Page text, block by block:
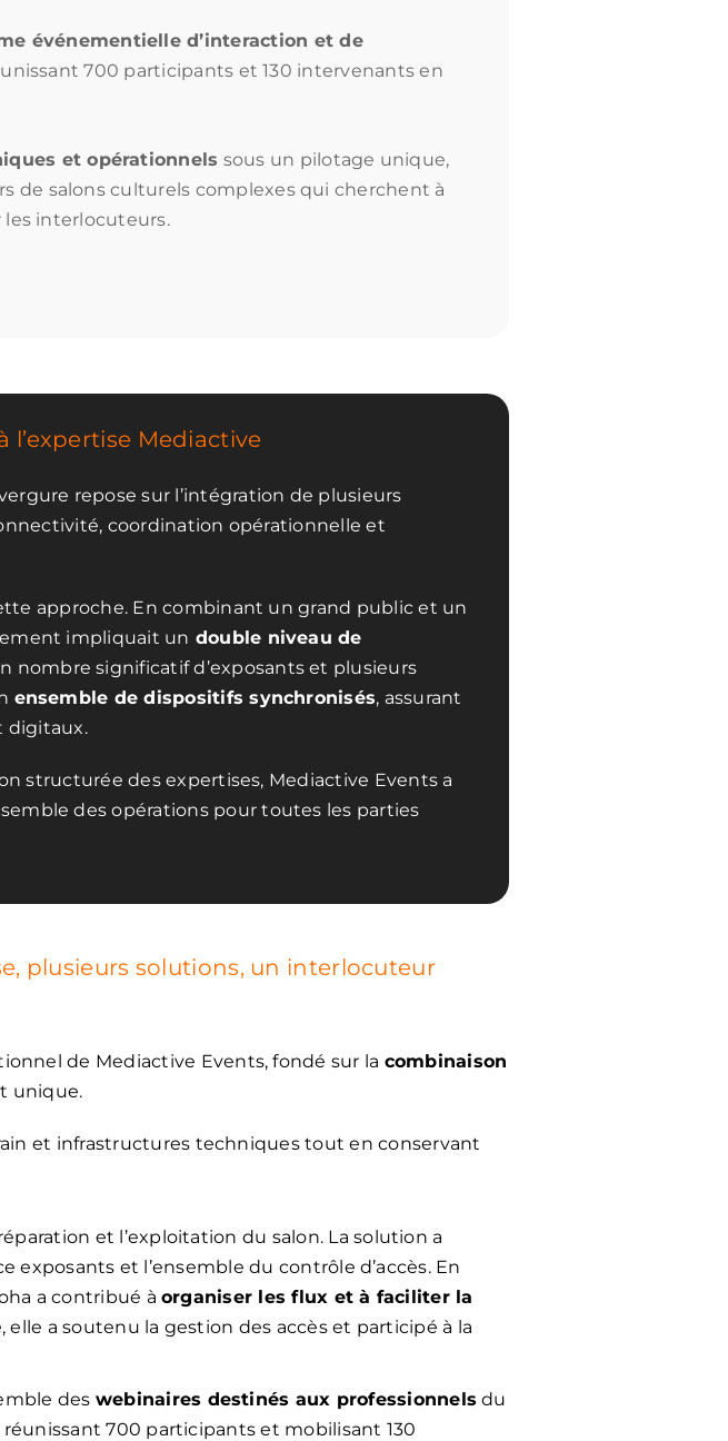
événementielle d’interaction et de
700 participants et 130 intervenants en
et opérationnels sous un pilotage unique,
de salons culturels complexes qui cherchent à
interlocuteurs.
Mediactive
repose sur l’intégration de plusieurs
coordination opérationnelle et
approche. En combinant un grand public et un
impliquait un double niveau de
nombre significatif d’exposants et plusieurs
ensemble de dispositifs synchronisés, assurant
digitaux.
structurée des expertises, Mediactive Events a
des opérations pour toutes les parties
plusieurs solutions, un interlocuteur
de Mediactive Events, fondé sur la combinaison
unique.
et infrastructures techniques tout en conservant
et l’exploitation du salon. La solution a
exposants et l’ensemble du contrôle d’accès. En
a contribué à organiser les flux et à faciliter la
elle a soutenu la gestion des accès et participé à la
des webinaires destinés aux professionnels du
700 participants et mobilisant 130